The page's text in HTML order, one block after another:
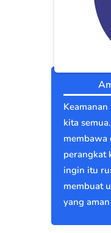
kita
membawa
perangkat
ingin itu
membuat
yang